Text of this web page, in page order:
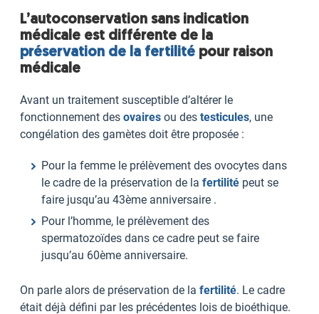
L’autoconservation sans indication
médicale est différente de la
préservation de la fertilité pour raison
médicale
Avant un traitement susceptible d’altérer le
fonctionnement des ovaires ou des testicules, une
congélation des gamètes doit être proposée :
Pour la femme le prélèvement des ovocytes dans
le cadre de la préservation de la fertilité peut se
faire jusqu’au 43ème anniversaire .
Pour l’homme, le prélèvement des
spermatozoïdes dans ce cadre peut se faire
jusqu’au 60ème anniversaire.
On parle alors de préservation de la fertilité. Le cadre
était déjà défini par les précédentes lois de bioéthique.